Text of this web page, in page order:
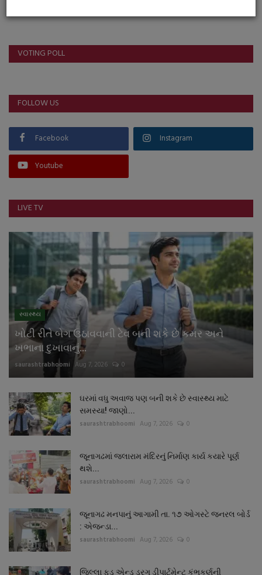
VOTING POLL
FOLLOW US
Facebook Instagram
Youtube
LIVE TV
સ્વાસ્થ્ય
ખોટી રીતે બેગ ઉઠાવવાની ટેવ બની શકે છે કમર અને
ખભાના દુખાવાનું...
saurashtrabhoomi Aug 7, 2026 0
ઘરમાં વધુ અવાજ પણ બની શકે છે સ્વાસ્થ્ય માટે
સમસ્યા! જાણો...
saurashtrabhoomi Aug 7, 2026 0
જૂનાગઢમાં જલારામ મંદિરનું નિર્માણ કાર્ય કયારે પૂર્ણ
થશે...
saurashtrabhoomi Aug 7, 2026 0
જૂનાગઢ મનપાનું આગામી તા. ૧૭ ઓગસ્ટે જનરલ બોર્ડ
: એજન્ડા...
saurashtrabhoomi Aug 7, 2026 0
જિલ્લા ફુડ એન્ડ ડ્રગ ડીપાર્ટમેન્ટ કુંભકર્ણની